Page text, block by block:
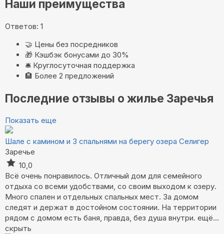
Наши преимущества
Ответов: 1
🤝 Цены без посредников
🎁 Кэшбэк бонусами до 30%
🛎️ Круглосуточная поддержка
🏨 Более 2 предложений
Последние отзывы о жилье Заречья
Показать еще
Шале с камином и 3 спальнями на берегу озера Селигер
Заречье
10,0
Всё очень понравилось. Отличный дом для семейного
отдыха со всеми удобствами, со своим выходом к озеру.
Много спален и отдельных спальных мест. За домом
следят и держат в достойном состоянии. На территории
рядом с домом есть баня, правда, без душа внутри. ещё...
скрыть